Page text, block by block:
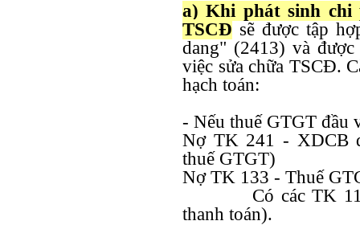
a) Khi phát sinh chi
TSCĐ sẽ được tập
dang" (2413) và
việc sửa chữa TSCĐ.
hạch toán:
- Nếu thuế GTGT đầu
Nợ TK 241 - XDCB
thuế GTGT)
Nợ TK 133 - Thuế
Có các TK
thanh toán).